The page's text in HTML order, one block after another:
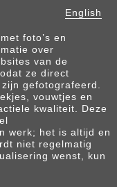
English
foto’s en
over
van de
ze direct
gefotografeerd.
vouwtjes en
kwaliteit. Deze
werk; het is altijd en
niet regelmatig
wenst, kun